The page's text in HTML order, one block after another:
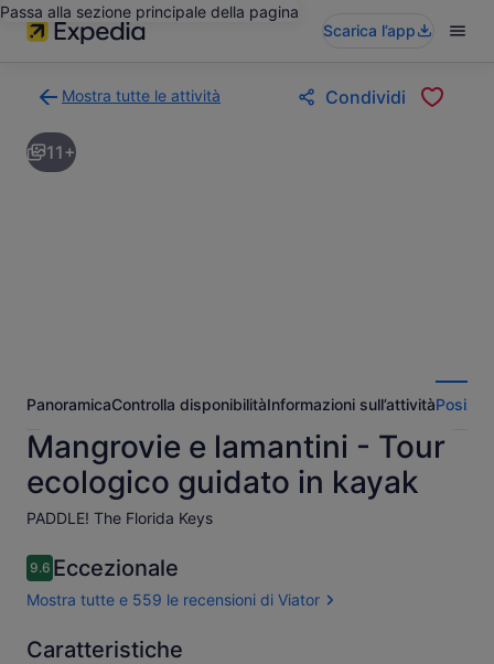
Passa alla sezione principale della pagina
Scarica l’app
Mostra tutte le attività
alla
pagina
dei
Condividi
11+
PanoramicaControlla disponibilitàInformazioni sull’attività
Mangrovie e lamantini - Tour
ecologico guidato in kayak
PADDLE! The Florida Keys​
9.69.6 su 10
Eccezionale
Mostra tutte e 559 le recensioni di Viator
Caratteristiche